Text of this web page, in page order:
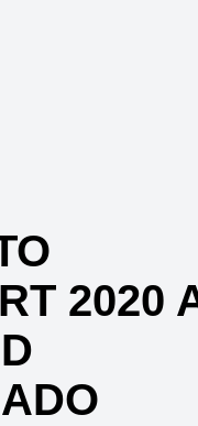
2020